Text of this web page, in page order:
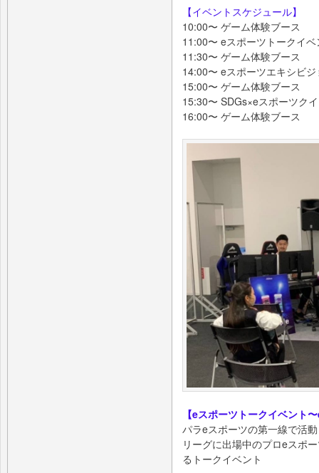
【イベントスケジュール】
10:00〜 ゲーム体験ブース
11:00〜 eスポーツトークイベ
11:30〜 ゲーム体験ブース
14:00〜 eスポーツエキシビ
15:00〜 ゲーム体験ブース
15:30〜 SDGs×eスポーツク
16:00〜 ゲーム体験ブース
【eスポーツトークイベント
パラeスポーツの第一線で活
リーグに出場中のプロeスポ
るトークイベント